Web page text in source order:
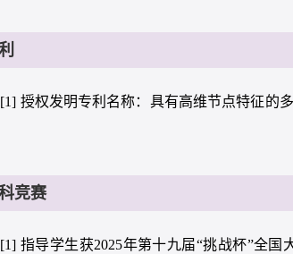
[1] 授权发明专利名称：具有高维节点特征的
竞赛
[1] 指导学生获2025年第十九届“挑战杯”全